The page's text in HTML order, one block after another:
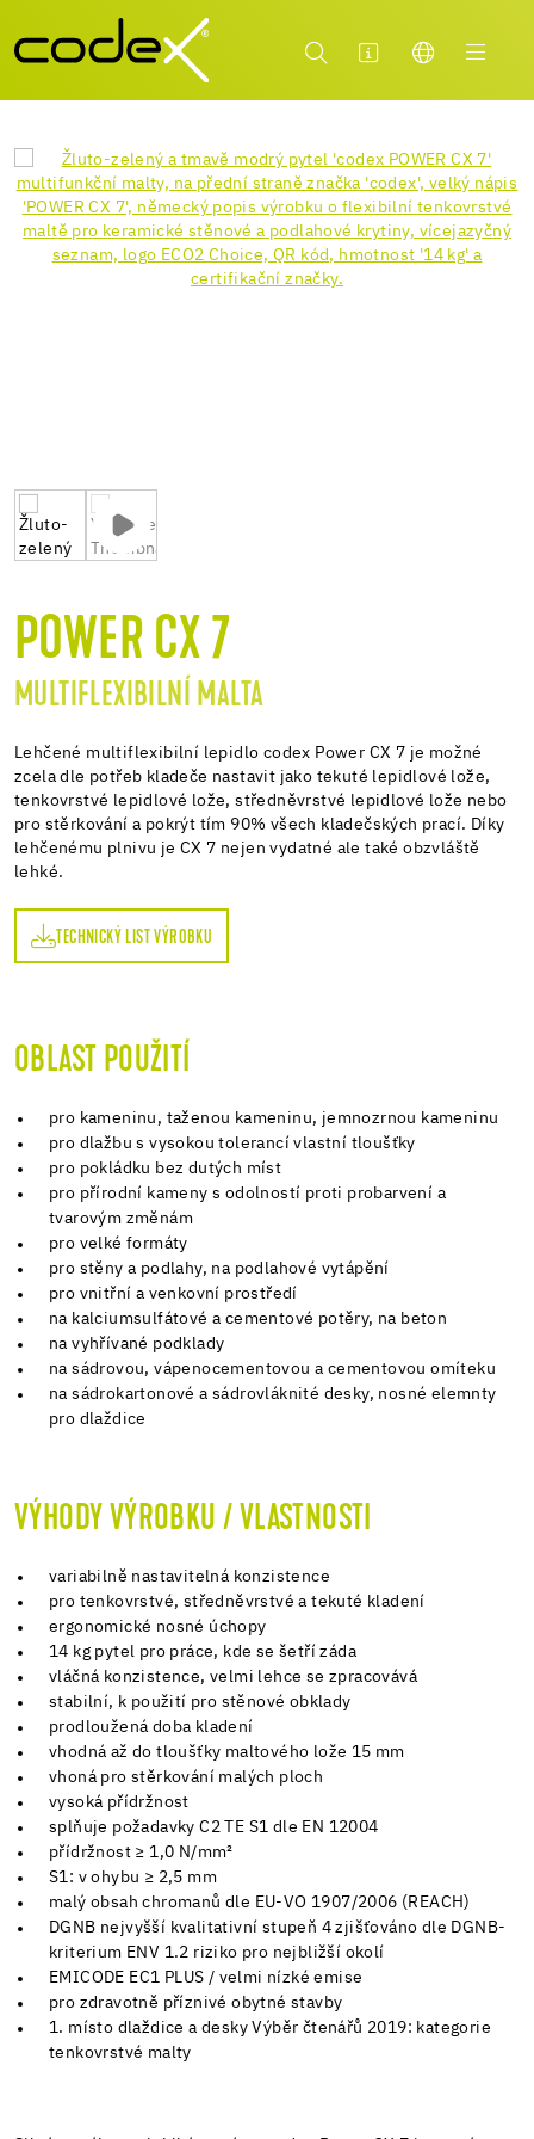
POWER CX 7
MULTIFLEXIBILNÍ MALTA
Lehčené multiflexibilní lepidlo codex Power CX 7 je možné
zcela dle potřeb kladeče nastavit jako tekuté lepidlové lože,
tenkovrstvé lepidlové lože, středněvrstvé lepidlové lože nebo
pro stěrkování a pokrýt tím 90% všech kladečských prací. Díky
lehčenému plnivu je CX 7 nejen vydatné ale také obzvláště
lehké.
TECHNICKÝ LIST VÝROBKU
OBLAST POUŽITÍ
pro kameninu, taženou kameninu, jemnozrnou kameninu
pro dlažbu s vysokou tolerancí vlastní tloušťky
pro pokládku bez dutých míst
pro přírodní kameny s odolností proti probarvení a
tvarovým změnám
pro velké formáty
pro stěny a podlahy, na podlahové vytápění
pro vnitřní a venkovní prostředí
na kalciumsulfátové a cementové potěry, na beton
na vyhřívané podklady
na sádrovou, vápenocementovou a cementovou omíteku
na sádrokartonové a sádrovláknité desky, nosné elemnty
pro dlaždice
VÝHODY VÝROBKU / VLASTNOSTI
variabilně nastavitelná konzistence
pro tenkovrstvé, středněvrstvé a tekuté kladení
ergonomické nosné úchopy
14 kg pytel pro práce, kde se šetří záda
vláčná konzistence, velmi lehce se zpracovává
stabilní, k použití pro stěnové obklady
prodloužená doba kladení
vhodná až do tloušťky maltového lože 15 mm
vhoná pro stěrkování malých ploch
vysoká přídržnost
splňuje požadavky C2 TE S1 dle EN 12004
přídržnost ≥ 1,0 N/mm²
S1: v ohybu ≥ 2,5 mm
malý obsah chromanů dle EU-VO 1907/2006 (REACH)
DGNB nejvyšší kvalitativní stupeň 4 zjišťováno dle DGNB-
kriterium ENV 1.2 riziko pro nejbližší okolí
EMICODE EC1 PLUS / velmi nízké emise
pro zdravotně příznivé obytné stavby
1. místo dlaždice a desky Výběr čtenářů 2019: kategorie
tenkovrstvé malty